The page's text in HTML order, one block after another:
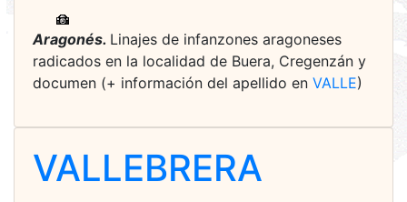
Aragonés. Linajes de infanzones aragoneses
radicados en la localidad de Buera, Cregenzán y
documen (+ información del apellido en VALLE)
VALLEBRERA